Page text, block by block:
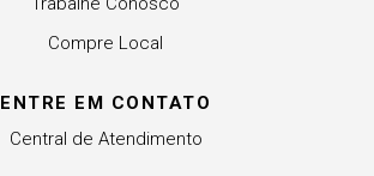
Compre Local
ENTRE EM CONTATO
Central de Atendimento